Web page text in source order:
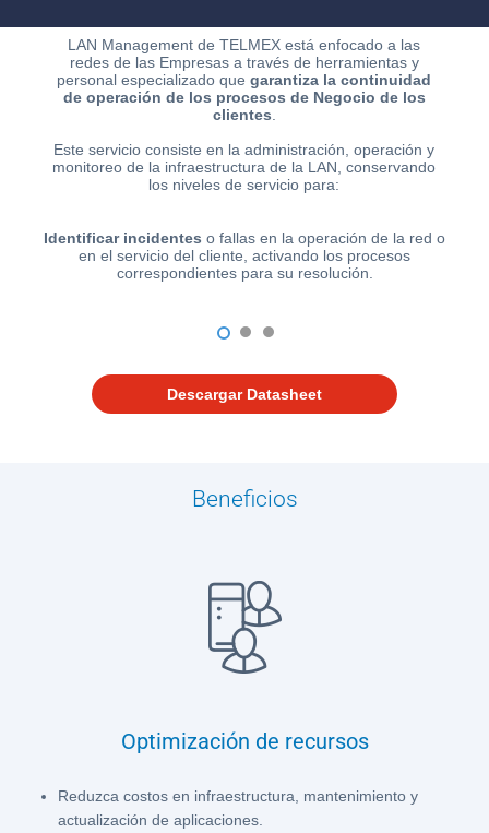
SIANA
Atención
LAN Management de TELMEX está enfocado a las
redes de las Empresas a través de herramientas y
personal especializado quegarantiza la continuidad
de operación de los procesos de Negocio de los
clientes.
Este servicio consiste en la administración, operación y
monitoreo de la infraestructura de la LAN, conservando
los niveles de servicio para:
Identificar incidentes o fallas en la operación de la red o
en el servicio del cliente, activando los procesos
correspondientes para su resolución.
1 2 3
Descargar Datasheet
Beneficios
Optimización de recursos
Reduzca costos en infraestructura, mantenimiento y
actualización de aplicaciones.